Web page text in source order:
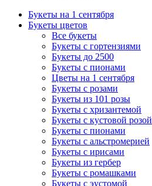
Букеты на 1 сентября
Букеты цветов
Все букеты
Букеты с гортензиями
Букеты до 2500
Букеты с пионами
Цветы на 1 сентября
Букеты с розами
Букеты из 101 розы
Букеты с хризантемой
Букеты с кустовой розой
Букеты с пионами
Букеты с альстромерией
Букеты с ирисами
Букеты из гербер
Букеты с ромашками
Букеты с эустомой